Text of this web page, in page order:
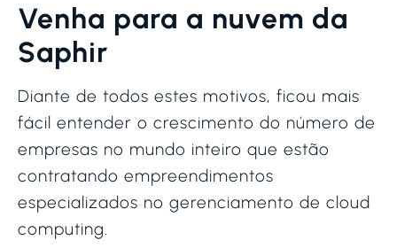
Venha para a nuvem da
Saphir
Diante de todos estes motivos, ficou mais
fácil entender o crescimento do número de
empresas no mundo inteiro que estão
contratando empreendimentos
especializados no gerenciamento de cloud
computing.